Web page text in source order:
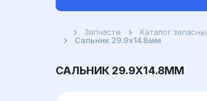
ГлавнаяЗапчасти Каталог
Сальник 29.9x14.8мм
САЛЬНИК 29.9X14.8ММ